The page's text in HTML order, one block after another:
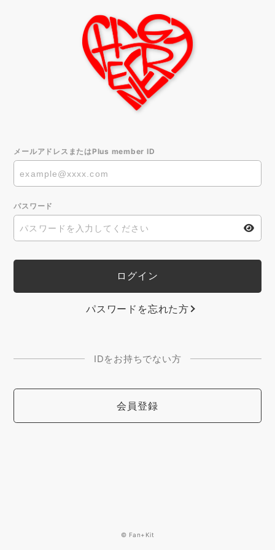
メールアドレスまたはPlus member ID
パスワード
パスワードを忘れた方
IDをお持ちでない方
会員登録
© Fan+Kit